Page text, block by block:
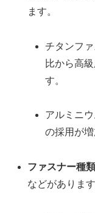
ます。
チタンフ
比から高
す。
アルミニ
の採用が増
ファスナー種
などがあります